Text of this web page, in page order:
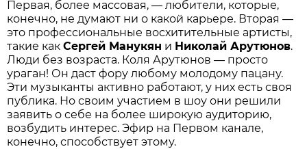
Первая, более массовая, — любители, которые,
конечно, не думают ни о какой карьере. Вторая —
это профессиональные восхитительные артисты,
такие какСергей Манукян и Николай Арутюнов.
Люди без возраста. Коля Арутюнов — просто
ураган! Он даст фору любому молодому пацану.
Эти музыканты активно работают, у них есть своя
публика. Но своим участием в шоу они решили
заявить о себе на более широкую аудиторию,
возбудить интерес. Эфир на Первом канале,
конечно, способствует этому.